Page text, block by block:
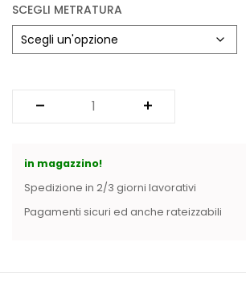
SCEGLI METRATURA
in magazzino!
Spedizione in 2/3 giorni lavorativi
Pagamenti sicuri ed anche rateizzabili